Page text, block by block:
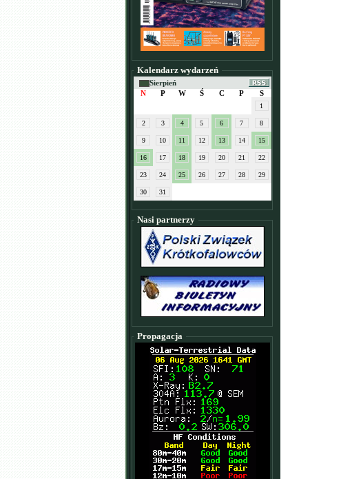
Kalendarz wydarzeń
Sierpień
N
P W Ś C P S
1
2 3 4 5 6 7 8
9 10 11 12 13 14 15
16 17 18 19 20 21 22
23 24 25 26 27 28 29
30 31
Nasi partnerzy
Propagacja